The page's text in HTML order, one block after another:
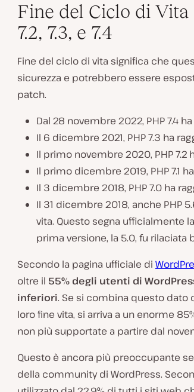
Fine del Ciclo di Vita
7.2, 7.3, e 7.4
Fine del ciclo di vita significa che
sicurezza e potrebbero essere
patch.
Dal 28 novembre 2022, PHP 7.4
Il 6 dicembre 2021, PHP 7.3 ha
Il primo novembre 2020, PHP 7.2
Il primo dicembre 2019, PHP 7.1
Il 3 dicembre 2018, PHP 7.0 ha
Il 31 dicembre 2018, anche PHP
vita. Questo segna ufficialmente
prima versione, la 5.0, fu rilaciata
Secondo la pagina ufficiale di
oltre il 55% degli utenti di
inferiori. Se si combina questo dato
loro fine vita, si arriva a un enorme
non più supportate a partire dal
Questo è ancora più preoccupante
della community di WordPress.